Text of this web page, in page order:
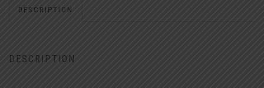
DESCRIPTION
DESCRIPTION